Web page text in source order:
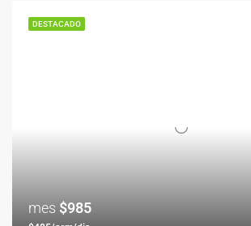
DESTACADO
mes $985